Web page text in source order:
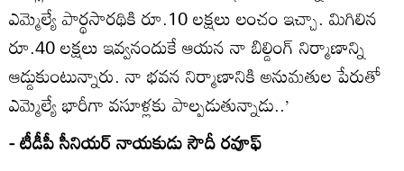
ఎమ్మెల్యే పార్థసారథికి రూ.10 లక్షలు లంచం ఇచ్చా. మిగిలిన
రూ.40 లక్షలు ఇవ్వనందుకే ఆయన నా బిల్డింగ్‌ నిర్మాణాన్ని
ఆడ్డుకుంటున్నారు. నా భవన నిర్మాణానికి అనుమతుల పేరుతో
ఎమ్మెల్యే భారీగా వసూళ్లకు పాల్పడుతున్నాడు..’
- టీడీపీ సీనియర్‌ నాయకుడు సౌదీ రవూఫ్‌